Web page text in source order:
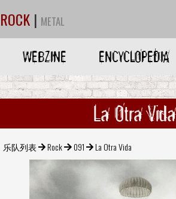
ROCK | METAL
WEBZINE ENCYCLOPEDIA
La Otra Vida
乐队列表 Rock 091 La Otra Vida